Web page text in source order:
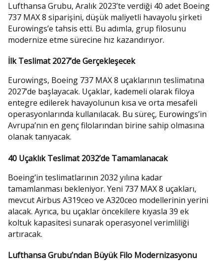
Lufthansa Grubu, Aralık 2023’te verdiği 40 adet Boeing
737 MAX 8 siparişini, düşük maliyetli havayolu şirketi
Eurowings’e tahsis etti. Bu adımla, grup filosunu
modernize etme sürecine hız kazandırıyor.
İlk Teslimat 2027’de Gerçekleşecek
Eurowings, Boeing 737 MAX 8 uçaklarının teslimatına
2027’de başlayacak. Uçaklar, kademeli olarak filoya
entegre edilerek havayolunun kısa ve orta mesafeli
operasyonlarında kullanılacak. Bu süreç, Eurowings’in
Avrupa’nın en genç filolarından birine sahip olmasına
olanak tanıyacak.
40 Uçaklık Teslimat 2032’de Tamamlanacak
Boeing’in teslimatlarının 2032 yılına kadar
tamamlanması bekleniyor. Yeni 737 MAX 8 uçakları,
mevcut Airbus A319ceo ve A320ceo modellerinin yerini
alacak. Ayrıca, bu uçaklar öncekilere kıyasla 39 ek
koltuk kapasitesi sunarak operasyonel verimliliği
artıracak.
Lufthansa Grubu’ndan Büyük Filo Modernizasyonu